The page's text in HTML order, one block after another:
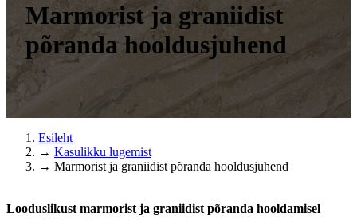
Marmorist ja graniidist
põranda hooldusjuhend
Esileht
→ Kasulikku lugemist
→ Marmorist ja graniidist põranda hooldusjuhend
Looduslikust marmorist ja graniidist põranda hooldamisel